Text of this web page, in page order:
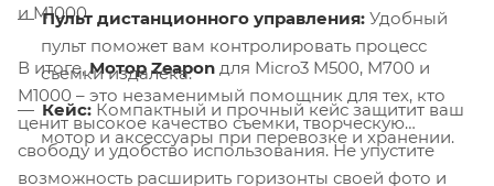
Пульт дистанционного управления: Удобный
пульт поможет вам контролировать процесс
съемки издалека.
Кейс: Компактный и прочный кейс защитит ваш
мотор и аксессуары при перевозке и хранении.
и M1000.
В итоге,Мотор Zeapon для Micro3 M500, M700 и
M1000 – это незаменимый помощник для тех, кто
ценит высокое качество съемки, творческую
свободу и удобство использования. Не упустите
возможность расширить горизонты своей фото и